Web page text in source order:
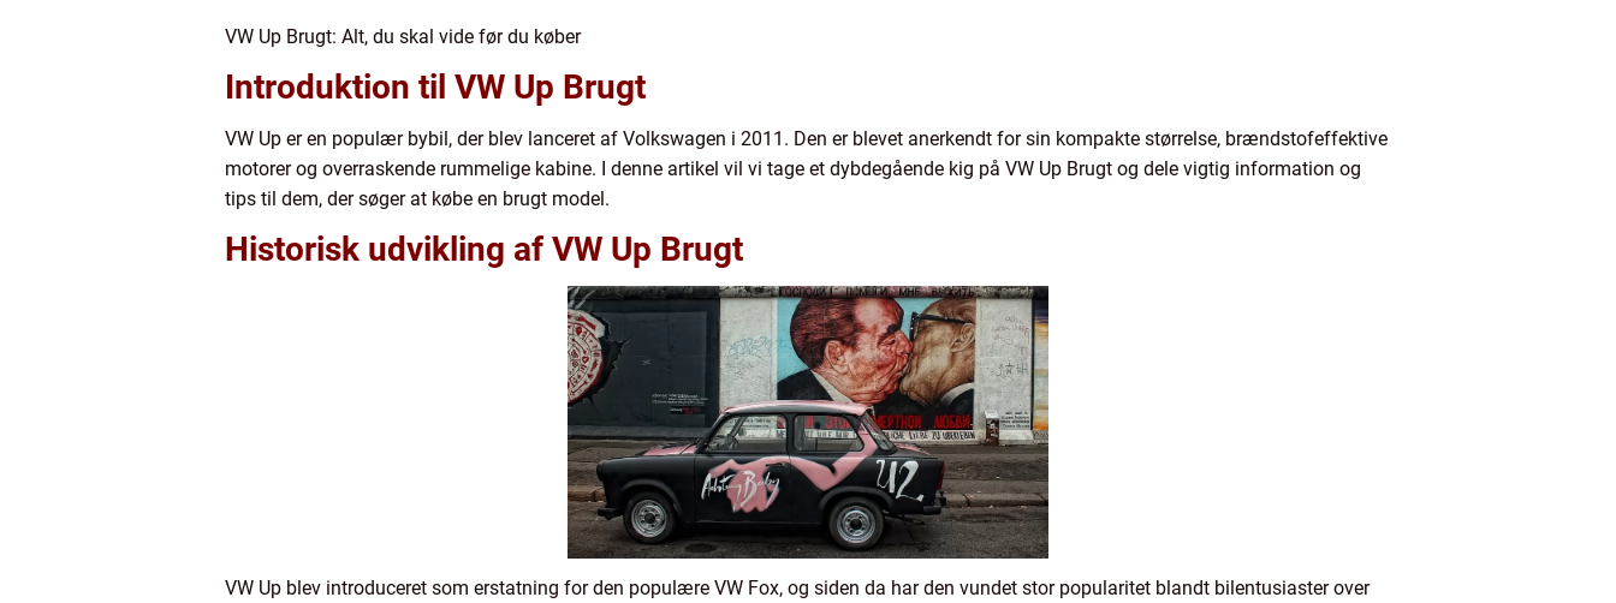
VW Up Brugt: Alt, du skal vide før du køber
Introduktion til VW Up Brugt
VW Up er en populær bybil, der blev lanceret af Volkswagen i 2011. Den er blevet anerkendt for sin kompakte størrelse, brændstofeffektive
motorer og overraskende rummelige kabine. I denne artikel vil vi tage et dybdegående kig på VW Up Brugt og dele vigtig information og
tips til dem, der søger at købe en brugt model.
Historisk udvikling af VW Up Brugt
VW Up blev introduceret som erstatning for den populære VW Fox, og siden da har den vundet stor popularitet blandt bilentusiaster over